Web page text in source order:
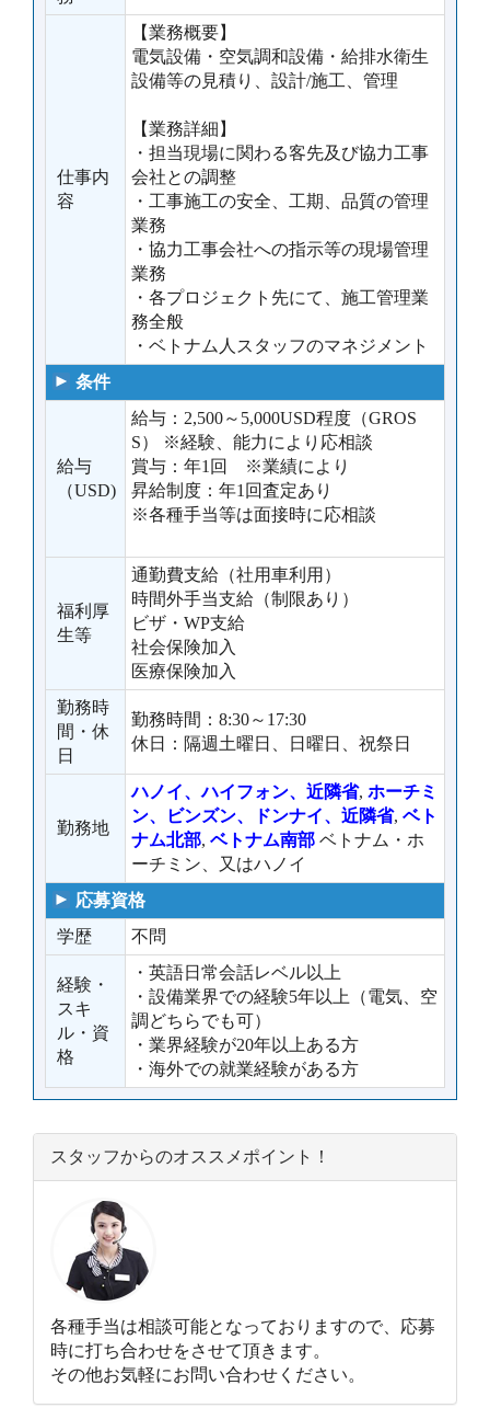
仕事内
容
【業務概要】
電気設備・空気調和設備・給排水衛生
設備等の見積り、設計/施工、管理
【業務詳細】
・担当現場に関わる客先及び協力工事
会社との調整
・工事施工の安全、工期、品質の管理
業務
・協力工事会社への指示等の現場管理
業務
・各プロジェクト先にて、施工管理業
務全般
・ベトナム人スタッフのマネジメント
条件
給与
（USD)
給与：2,500～5,000USD程度（GROS
S） ※経験、能力により応相談
賞与：年1回 ※業績により
昇給制度：年1回査定あり
※各種手当等は面接時に応相談
福利厚
生等
通勤費支給（社用車利用）
時間外手当支給（制限あり）
ビザ・WP支給
社会保険加入
医療保険加入
勤務時
間・休
日
勤務時間：8:30～17:30
休日：隔週土曜日、日曜日、祝祭日
勤務地
ハノイ、ハイフォン、近隣省, ホーチミ
ン、ビンズン、ドンナイ、近隣省, ベト
ナム北部, ベトナム南部 ベトナム・ホ
ーチミン、又はハノイ
応募資格
学歴
不問
経験・
スキ
ル・資
格
・英語日常会話レベル以上
・設備業界での経験5年以上（電気、空
調どちらでも可）
・業界経験が20年以上ある方
・海外での就業経験がある方
スタッフからのオススメポイント！
各種手当は相談可能となっておりますので、応募
時に打ち合わせをさせて頂きます。
その他お気軽にお問い合わせください。